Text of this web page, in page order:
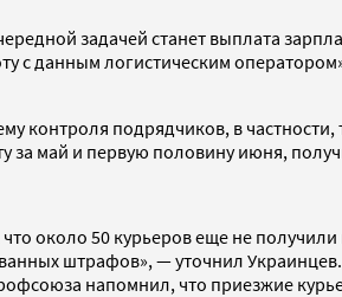
задачей станет выплата
с данным логистическим
контроля подрядчиков, в
за май и первую половину июня,
около 50 курьеров еще не
штрафов», — уточнил
напомнил, что приезжие